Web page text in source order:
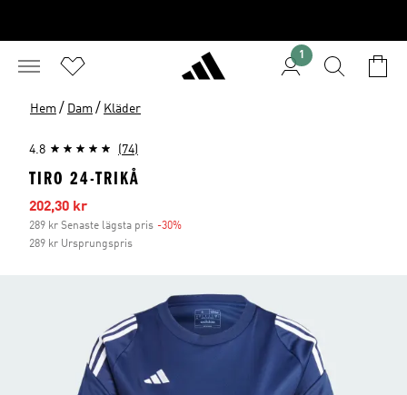
1
Hem / Dam / Kläder
4.8 (74)
TIRO 24-TRIKÅ
Reapris
202,30 kr
289 kr Senaste lägsta pris -30%
289 kr Ursprungspris